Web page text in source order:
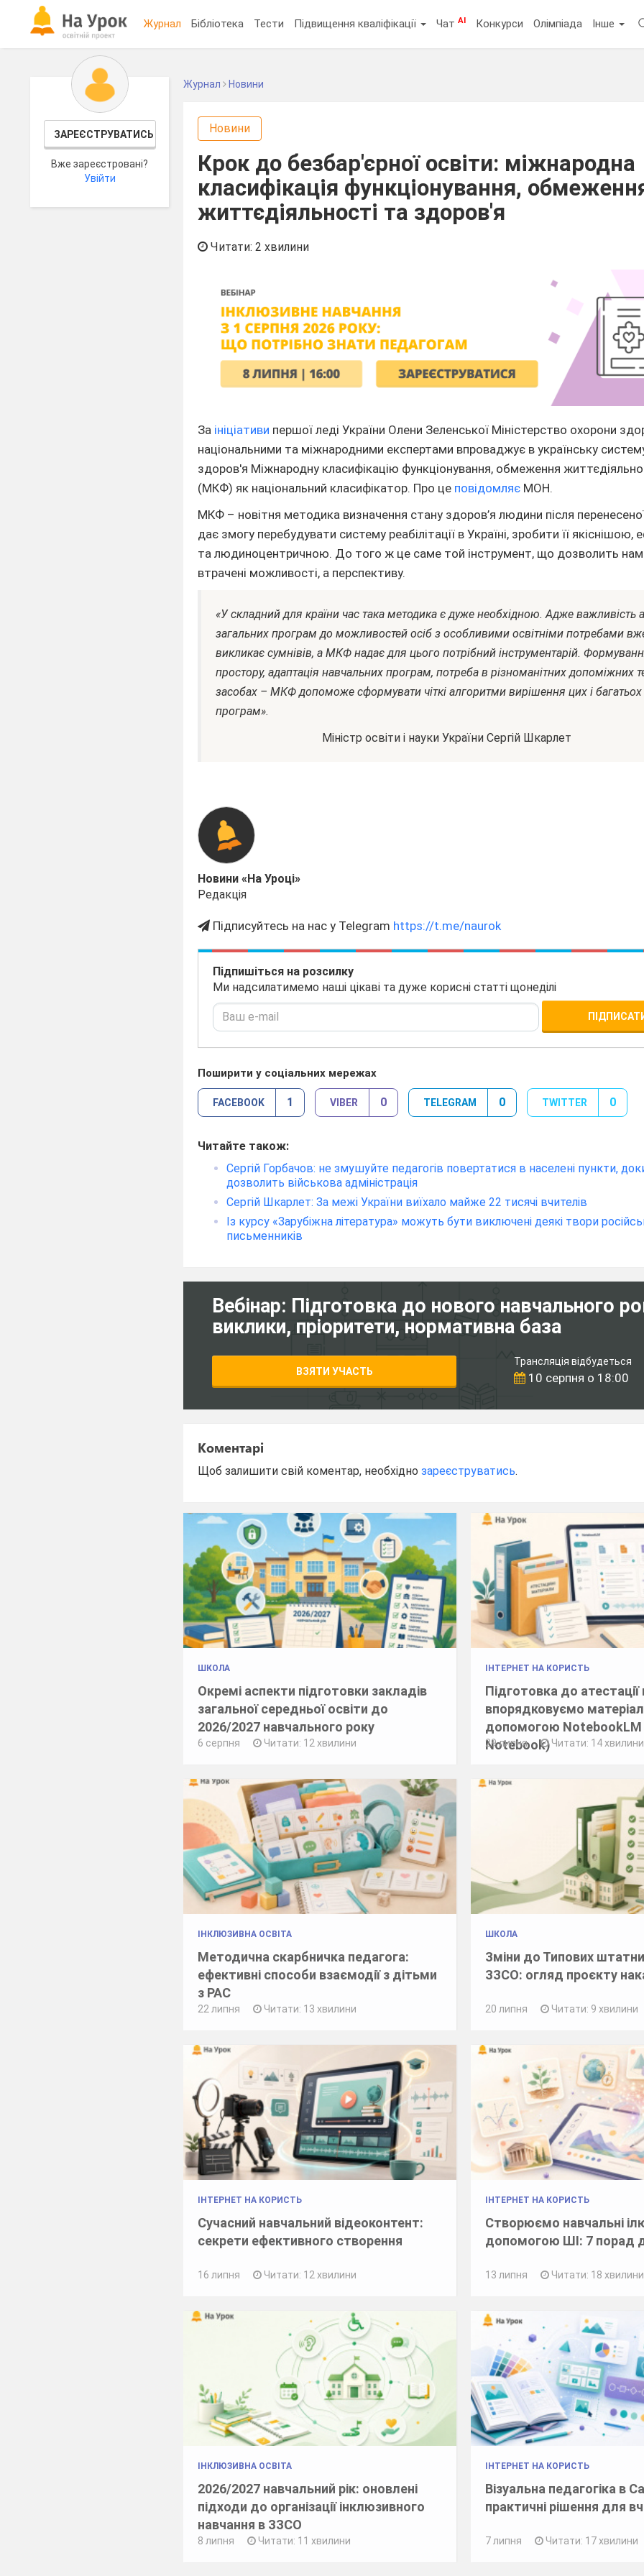
Журнал Бібліотека Тести Підвищення кваліфікації ЧатAI Конкурси Олімпіада Інше
ЗАРЕЄСТРУВАТИСЬ
Вже зареєстровані?
Увійти
Журнал Новини
Новини
Крок до безбар'єрної освіти: міжнародна
класифікація функціонування,
життєдіяльності та здоров'я
Читати: 2 хвилини
За ініціативи першої леді України Олени Зеленської Міністерство охорони
національними та міжнародними експертами впроваджує в українську
здоров'я Міжнародну класифікацію функціонування, обмеження
(МКФ) як національний класифікатор. Про це повідомляє МОН.
МКФ – новітня методика визначення стану здоров’я людини після
дає змогу перебудувати систему реабілітації в Україні, зробити її
та людиноцентричною. До того ж це саме той інструмент, що дозволить
втрачені можливості, а перспективу.
«У складний для країни час така методика є дуже необхідною. Адже важливість
загальних програм до можливостей осіб з особливими освітніми потребами
викликає сумнівів, а МКФ надає для цього потрібний інструментарій.
простору, адаптація навчальних програм, потреба в різноманітних допоміжних
засобах – МКФ допоможе сформувати чіткі алгоритми вирішення цих і
програм».
Міністр освіти і науки України Сергій Шкарлет
Новини «На Уроці»
Редакція
Підписуйтесь на нас у Telegram https://t.me/naurok
Підпишіться на розсилку
Ми надсилатимемо наші цікаві та дуже корисні статті щонеділі
Поширити у соціальних мережах
FACEBOOK 1 VIBER 0 TELEGRAM 0 TWITTER 0
Читайте також:
Сергій Горбачов: не змушуйте педагогів повертатися в населені пункти,
дозволить військова адміністрація
Сергій Шкарлет: За межі України виїхало майже 22 тисячі вчителів
Із курсу «Зарубіжна література» можуть бути виключені деякі твори
письменників
Вебінар: Підготовка до нового навчального
виклики, пріоритети, нормативна база
ВЗЯТИ УЧАСТЬ
Трансляція відбудеться
10 серпня о 18:00
Коментарі
Щоб залишити свій коментар, необхіднозареєструватись.
ШКОЛА
Окремі аспекти підготовки закладів
загальної середньої освіти до
2026/2027 навчального року
6 серпня Читати: 12 хвилини
ІНТЕРНЕТ НА КОРИСТЬ
Підготовка до атестації
впорядковуємо
допомогою NotebookLM
Notebook)
29 липня Читати: 14 хвилини
ІНКЛЮЗИВНА ОСВІТА
Методична скарбничка педагога:
ефективні способи взаємодії з дітьми
з РАС
22 липня Читати: 13 хвилини
ШКОЛА
Зміни до Типових
ЗЗСО: огляд проєкту
20 липня Читати: 9 хвилини
ІНТЕРНЕТ НА КОРИСТЬ
Сучасний навчальний відеоконтент:
секрети ефективного створення
16 липня Читати: 12 хвилини
ІНТЕРНЕТ НА КОРИСТЬ
Створюємо навчальні
допомогою ШІ: 7 порад
13 липня Читати: 18 хвилини
ІНКЛЮЗИВНА ОСВІТА
2026/2027 навчальний рік: оновлені
підходи до організації інклюзивного
навчання в ЗЗСО
8 липня Читати: 11 хвилини
ІНТЕРНЕТ НА КОРИСТЬ
Візуальна педагогіка в
практичні рішення для
7 липня Читати: 17 хвилини